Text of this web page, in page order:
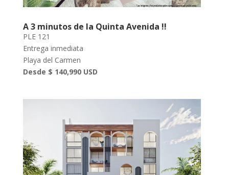
A 3 minutos de la Quinta Avenida !!
PLE 121
Entrega inmediata
Playa del Carmen
Desde $ 140,990 USD